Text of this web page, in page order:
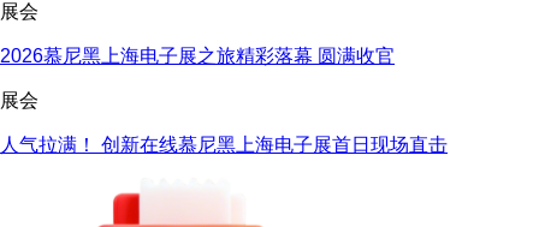
展会
2026慕尼黑上海电子展之旅精彩落幕 圆满收官
展会
人气拉满！ 创新在线慕尼黑上海电子展首日现场直击